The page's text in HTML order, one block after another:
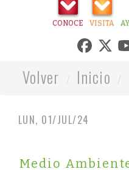
CONOCE VISITA
Volver Inicio
LUN, 01/JUL/24
Medio